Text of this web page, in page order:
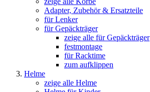
Adapter, Zubehör & Ersatzteile
für Lenker
für Gepäckträger
zeige alle für Gepäckträger
festmontage
für Racktime
zum aufklippen
Helme
zeige alle Helme